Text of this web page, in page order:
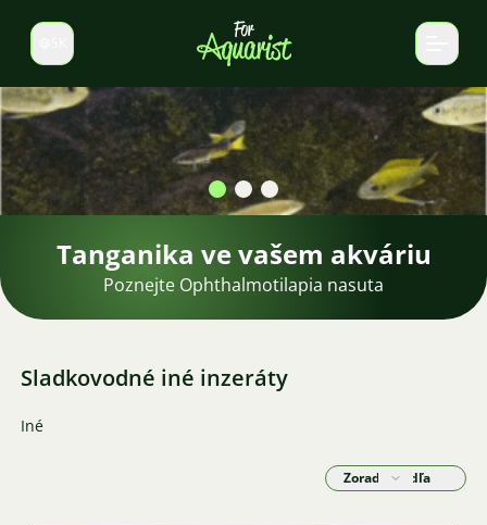
Prepnúť jazyk
Tanganika ve vašem akváriu
Poznejte Ophthalmotilapia nasuta
Sladkovodné iné inzeráty
Iné
Zoradiť podľa